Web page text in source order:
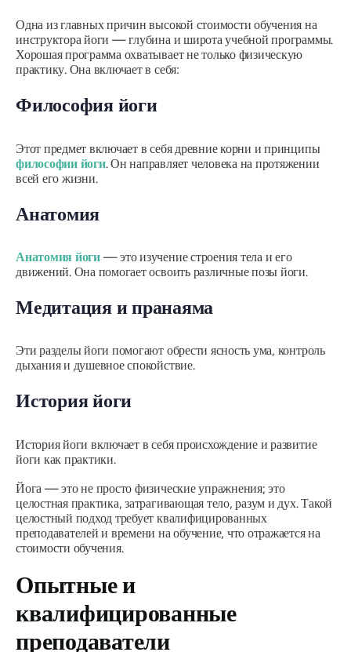
Одна из главных причин высокой стоимости обучения на
инструктора йоги — глубина и широта учебной программы.
Хорошая программа охватывает не только физическую
практику. Она включает в себя:
Философия йоги
Этот предмет включает в себя древние корни и принципы
философии йоги. Он направляет человека на протяжении
всей его жизни.
Анатомия
Анатомия йоги— это изучение строения тела и его
движений. Она помогает освоить различные позы йоги.
Медитация и пранаяма
Эти разделы йоги помогают обрести ясность ума, контроль
дыхания и душевное спокойствие.
История йоги
История йоги включает в себя происхождение и развитие
йоги как практики.
Йога — это не просто физические упражнения; это
целостная практика, затрагивающая тело, разум и дух. Такой
целостный подход требует квалифицированных
преподавателей и времени на обучение, что отражается на
стоимости обучения.
Опытные и
квалифицированные
преподаватели